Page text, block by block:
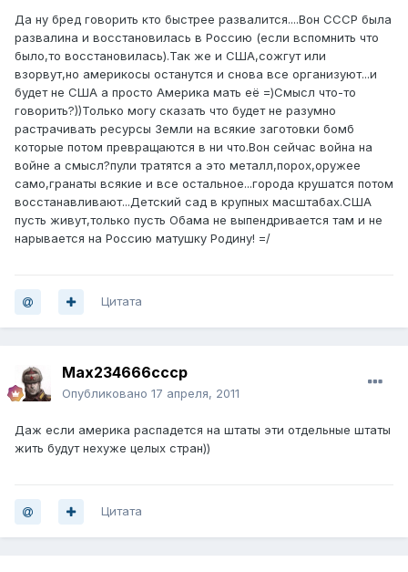
Да ну бред говорить кто быстрее развалится....Вон СССР была
развалина и восстановилась в Россию (если вспомнить что
было,то восстановилась).Так же и США,сожгут или
взорвут,но америкосы останутся и снова все организуют...и
будет не США а просто Америка мать её =)Смысл что-то
говорить?))Только могу сказать что будет не разумно
растрачивать ресурсы Земли на всякие заготовки бомб
которые потом превращаются в ни что.Вон сейчас война на
войне а смысл?пули тратятся а это металл,порох,оружее
само,гранаты всякие и все остальное...города крушатся потом
восстанавливают...Детский сад в крупных масштабах.США
пусть живут,только пусть Обама не выпендривается там и не
нарывается на Россию матушку Родину! =/
Цитата
Max234666cccp
Опубликовано 17 апреля, 2011
Даж если америка распадется на штаты эти отдельные штаты
жить будут нехуже целых стран))
Цитата